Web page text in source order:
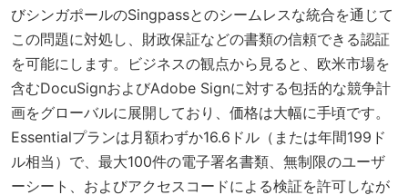
びシンガポールのSingpassとのシームレスな統合を通じて
この問題に対処し、財政保証などの書類の信頼できる認証
を可能にします。ビジネスの観点から見ると、欧米市場を
含むDocuSignおよびAdobe Signに対する包括的な競争計
画をグローバルに展開しており、価格は大幅に手頃です。
Essentialプランは月額わずか16.6ドル（または年間199ド
ル相当）で、最大100件の電子署名書類、無制限のユーザ
ーシート、およびアクセスコードによる検証を許可しなが